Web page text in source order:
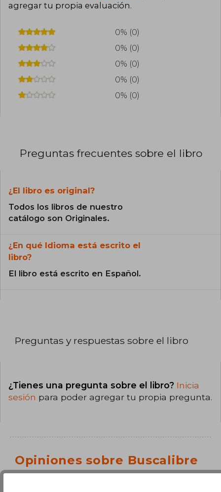
agregar tu propia evaluación.
0% (0)
0% (0)
0% (0)
0% (0)
0% (0)
Preguntas frecuentes sobre el libro
¿El libro es original?
Todos los libros de nuestro
catálogo son Originales.
¿En qué Idioma está escrito el
libro?
El libro está escrito en Español.
Preguntas y respuestas sobre el libro
¿Tienes una pregunta sobre el libro? Inicia
sesión para poder agregar tu propia pregunta.
Opiniones sobre Buscalibre